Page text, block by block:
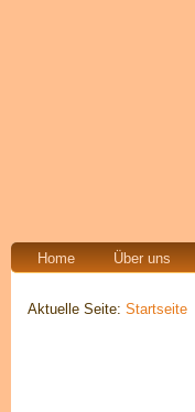
Home Über uns
Aktuelle Seite: Startseite